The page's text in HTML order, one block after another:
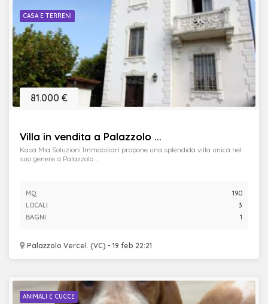
CASA E TERRENI
Villa in vendita a Palazzolo ...
Palazzolo Vercel. (VC) - 19 feb 22:21
81.000 €
Kasa Mia Soluzioni Immobiliari propone una splendida villa unica nel
suo genere a Palazzolo ...
MQ.
190
LOCALI
3
BAGNI
1
ANIMALI E CUCCE